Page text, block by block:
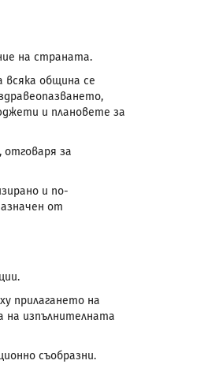
на страната.
община се
и плановете за
за
и по-
от
прилагането на
на изпълнителната
съобразни.